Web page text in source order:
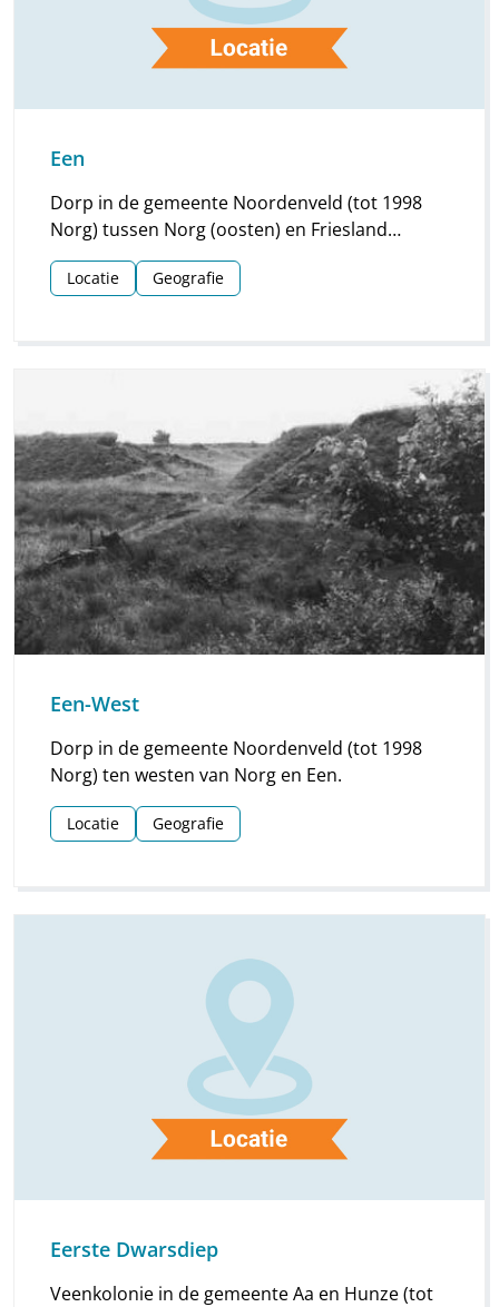
Een
Dorp in de gemeente Noordenveld (tot 1998
Norg) tussen Norg (oosten) en Friesland
(westen); ten westen ervan ligt het dorp Een-
West.
Locatie Geografie
Een-West
Dorp in de gemeente Noordenveld (tot 1998
Norg) ten westen van Norg en Een.
Locatie Geografie
Eerste Dwarsdiep
Veenkolonie in de gemeente Aa en Hunze (tot